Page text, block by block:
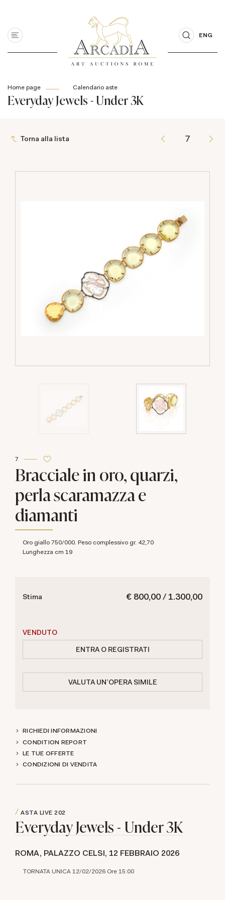
ENG
Home page Calendario aste
Everyday Jewels - Under 3K
Torna alla lista
7
Bracciale in oro, quarzi,
perla scaramazza e
diamanti
Oro giallo 750/000. Peso complessivo gr. 42,70
Lunghezza cm 19
€ 800,00 / 1.300,00
Stima
VENDUTO
ENTRA O REGISTRATI
VALUTA UN'OPERA SIMILE
RICHIEDI INFORMAZIONI
CONDITION REPORT
LE TUE OFFERTE
CONDIZIONI DI VENDITA
ASTA LIVE 202
Everyday Jewels - Under 3K
ROMA, PALAZZO CELSI, 12 FEBBRAIO 2026
TORNATA UNICA 12/02/2026 Ore 15:00